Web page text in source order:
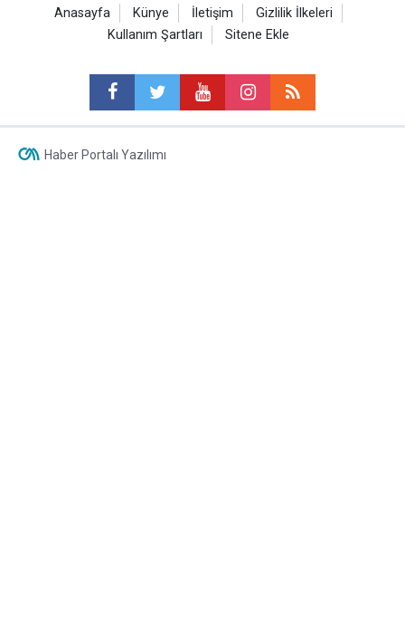
Anasayfa Künye İletişim
Gizlilik İlkeleri
Kullanım Şartları
Sitene Ekle
Haber Portalı Yazılımı